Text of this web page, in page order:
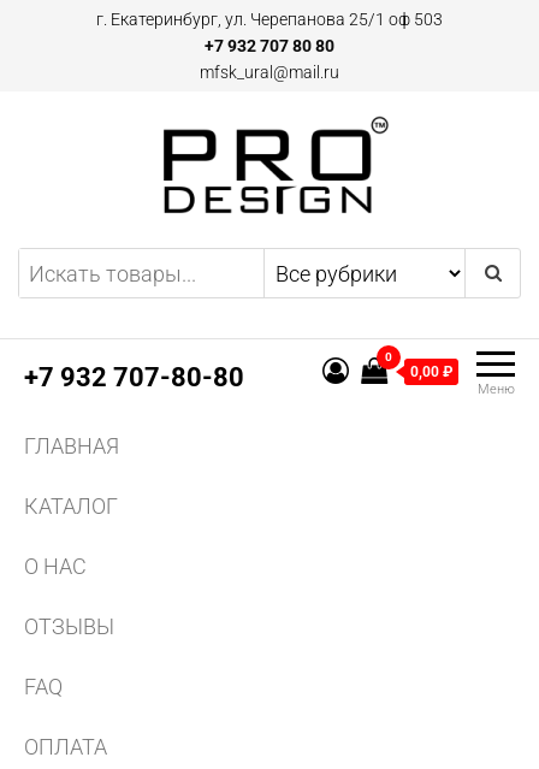
г. Екатеринбург, ул. Черепанова 25/1 оф 503
+7 932 707 80 80
mfsk_ural@mail.ru
Двери и плинтусы скрытого
монтажа Pro Design в
Екатеринбурге
Предоставляем
эксклюзивные предложения
скрытого монтажа, а также
другим профилям и
конструкциям из алюминия.
+7 932 707-80-80 Меню
0
0,00 ₽
ГЛАВНАЯ
КАТАЛОГ
О НАС
ОТЗЫВЫ
FAQ
ОПЛАТА